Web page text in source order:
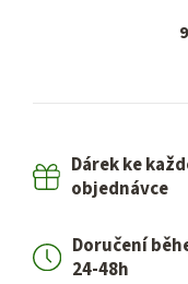
9
Dárek ke
objednávce
Doručení
24-48h